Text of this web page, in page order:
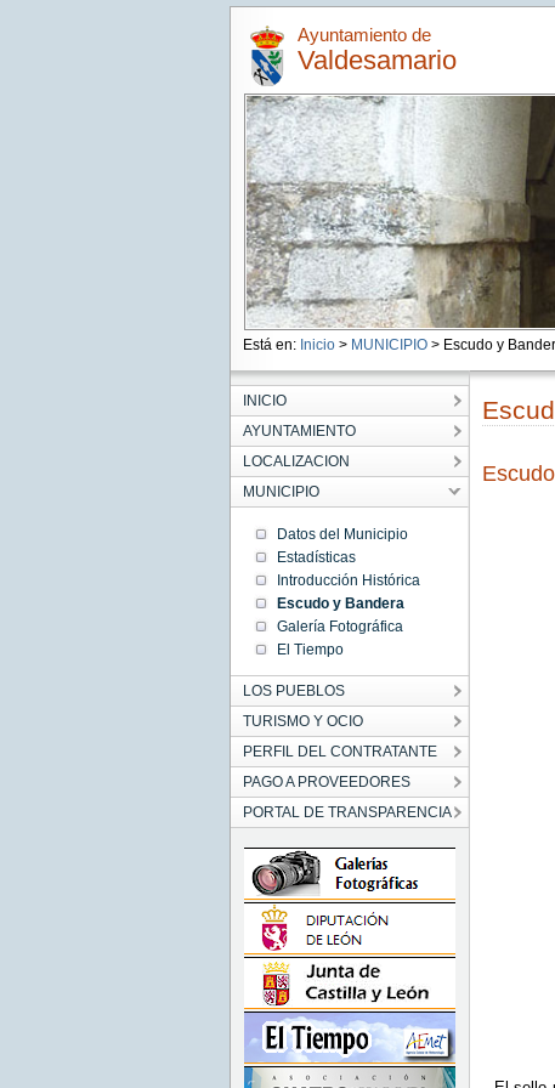
Ayuntamiento de
Valdesamario
Está en: Inicio > MUNICIPIO> Escudo y
INICIO
AYUNTAMIENTO
LOCALIZACION
MUNICIPIO
Datos del Municipio
Estadísticas
Introducción Histórica
Escudo y Bandera
Galería Fotográfica
El Tiempo
LOS PUEBLOS
TURISMO Y OCIO
PERFIL DEL CONTRATANTE
PAGO A PROVEEDORES
PORTAL DE TRANSPARENCIA
Escudo